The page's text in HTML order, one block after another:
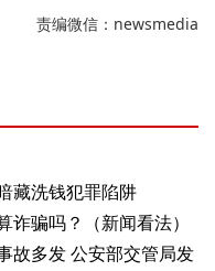
责编微信：newsmedia
藏洗钱犯罪陷阱
骗吗？（新闻看法）
故多发 公安部交管局发